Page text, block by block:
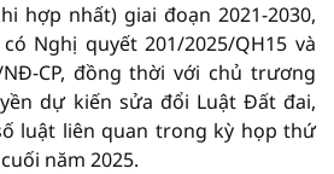
hợp nhất) giai đoạn 2021-2030,
Nghị quyết 201/2025/QH15 và
CP, đồng thời với chủ trương
dự kiến sửa đổi Luật Đất đai,
luật liên quan trong kỳ họp thứ
năm 2025.